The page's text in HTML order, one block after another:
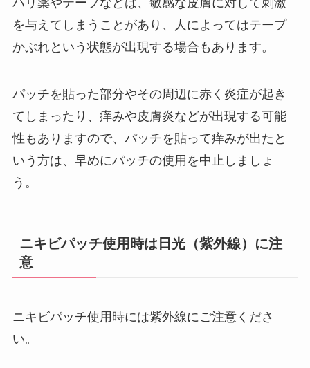
を与えてしまうことがあり、人によってはテープ
かぶれという状態が出現する場合もあります。
パッチを貼った部分やその周辺に赤く炎症が起き
てしまったり、痒みや皮膚炎などが出現する可能
性もありますので、パッチを貼って痒みが出たと
いう方は、早めにパッチの使用を中止しましょ
う。
ニキビパッチ使用時は日光（紫外線）に注
意
ニキビパッチ使用時には紫外線にご注意くださ
い。